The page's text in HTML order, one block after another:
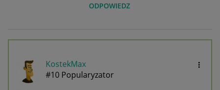
ODPOWIEDZ
KostekMax
#10 Popularyzator